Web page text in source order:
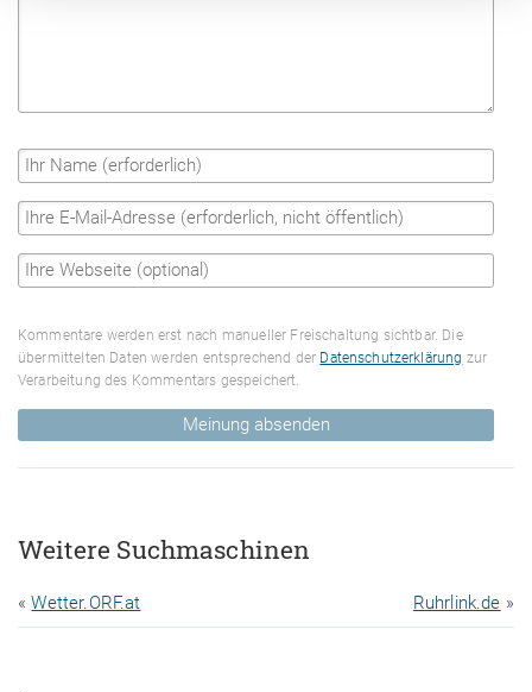
Kommentare werden erst nach manueller Freischaltung sichtbar. Die
übermittelten Daten werden entsprechend der Datenschutzerklärung zur
Verarbeitung des Kommentars gespeichert.
Meinung absenden
Weitere Suchmaschinen
«Wetter.ORF.at Ruhrlink.de »